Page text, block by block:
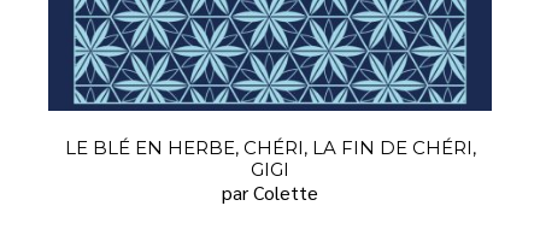
LE BLÉ EN HERBE, CHÉRI, LA FIN DE CHÉRI,
GIGI
par Colette